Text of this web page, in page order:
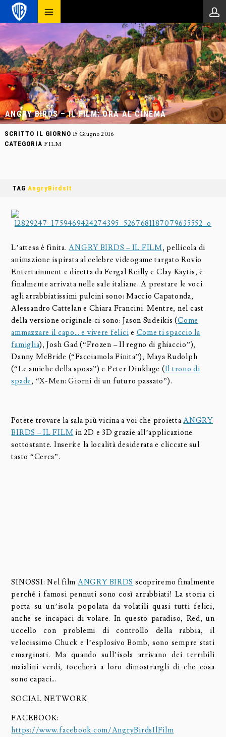
ANGRY BIRDS – IL FILM: ORA AL CINEMA
SCRITTO IL GIORNO 15 Giugno 2016
CATEGORIA FILM
TAGAngryBirdsIt
L’attesa è finita.ANGRY BIRDS – IL FILM, pellicola di
animazione ispirata al celebre videogame targato Rovio
Entertainment e diretta da Fergal Reilly e Clay Kaytis, è
finalmente arrivata nelle sale italiane. A prestare le voci
agli arrabbiatissimi pulcini sono: Maccio Capatonda,
Alessandro Cattelan e Chiara Francini. Mentre, nel cast
della versione originale ci sono: Jason Sudeikis (Come
ammazzare il capo… e vivere felici e Come ti spaccio la
famiglia), Josh Gad (“Frozen – Il regno di ghiaccio”),
Danny McBride (“Facciamola Finita”), Maya Rudolph
(“Le amiche della sposa”) e Peter Dinklage (Il trono di
spade, “X-Men: Giorni di un futuro passato”).
Potete trovare la sala più vicina a voi che proiettaANGRY
BIRDS – IL FILM in 2D e 3D grazie all’applicazione
sottostante. Inserite la località desiderata e cliccate sul
tasto “Cerca”.
SINOSSI: Nel film ANGRY BIRDS scopriremo finalmente
perché i famosi pennuti sono così arrabbiati! La storia ci
porta su un’isola popolata da volatili quasi tutti felici,
anche se incapaci di volare. In questo paradiso, Red, un
uccello con problemi di controllo della rabbia, il
velocissimo Chuck e l’esplosivo Bomb, sono sempre stati
emarginati. Ma quando sull’isola arrivano dei terribili
maialini verdi, toccherà a loro dimostrargli di che cosa
sono capaci…
SOCIAL NETWORK
FACEBOOK:
https://www.facebook.com/AngryBirdsIlFilm